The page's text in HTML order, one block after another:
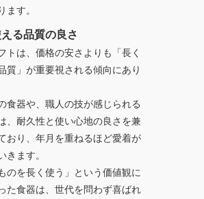
ます。
る品質の良さ
トは、価格の安さよりも「長く
質」が重要視される傾向にあり
食器や、職人の技が感じられる
、耐久性と使い心地の良さを兼
おり、年月を重ねるほど愛着が
きます。
のを長く使う」という価値観に
た食器は、世代を問わず喜ばれ